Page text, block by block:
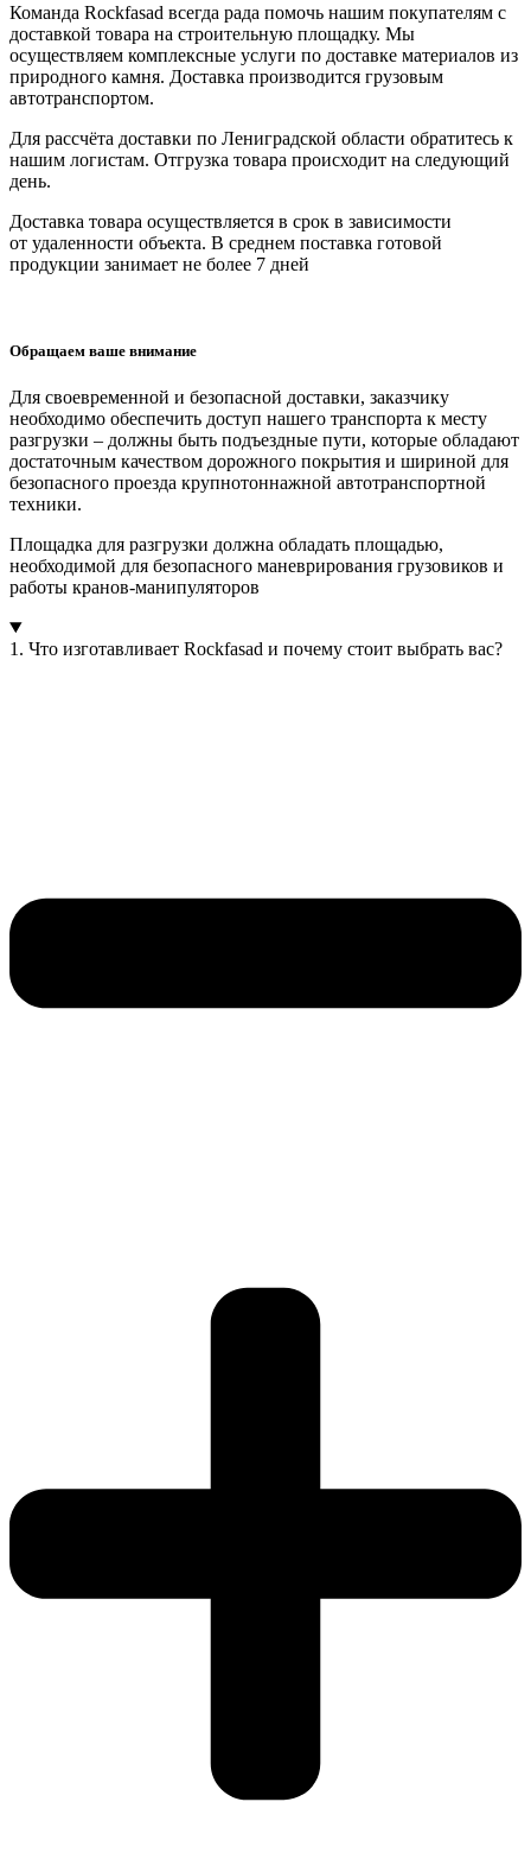
Команда Rockfasad всегда рада помочь нашим покупателям с
доставкой товара на строительную площадку. Мы
осуществляем комплексные услуги по доставке материалов из
природного камня. Доставка производится грузовым
автотранспортом.
Для рассчёта доставки по Лениградской области обратитесь к
нашим логистам. Отгрузка товара происходит на следующий
день.
Доставка товара осуществляется в срок в зависимости
от удаленности объекта. В среднем поставка готовой
продукции занимает не более 7 дней
Обращаем ваше внимание
Для своевременной и безопасной доставки, заказчику
необходимо обеспечить доступ нашего транспорта к месту
разгрузки – должны быть подъездные пути, которые обладают
достаточным качеством дорожного покрытия и шириной для
безопасного проезда крупнотоннажной автотранспортной
техники.
Площадка для разгрузки должна обладать площадью,
необходимой для безопасного маневрирования грузовиков и
работы кранов-манипуляторов
1. Что изготавливает Rockfasad и почему стоит выбрать вас?